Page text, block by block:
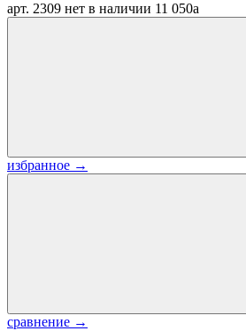
арт. 2309 нет в наличии 11 050a
избранное →
сравнение →